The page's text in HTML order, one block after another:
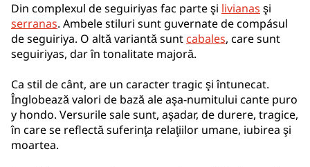
Din complexul de seguiriyas fac parte şi livianas şi
serranas. Ambele stiluri sunt guvernate de compásul
de seguiriya. O altă variantă sunt cabales, care sunt
seguiriyas, dar în tonalitate majoră.
Ca stil de cânt, are un caracter tragic şi întunecat.
Înglobează valori de bază ale aşa-numitului cante puro
y hondo. Versurile sale sunt, aşadar, de durere, tragice,
în care se reflectă suferinţa relaţiilor umane, iubirea şi
moartea.